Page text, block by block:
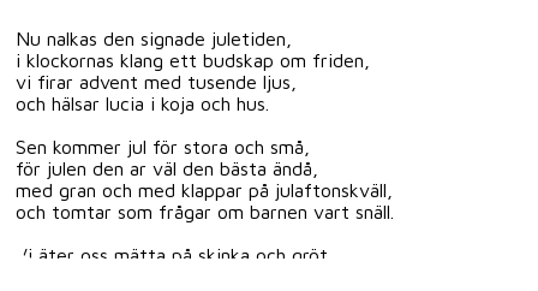
Nu nalkas den signade juletiden,
i klockornas klang ett budskap om friden,
vi firar advent med tusende ljus,
och hälsar lucia i koja och hus.
Sen kommer jul för stora och små,
för julen den ar väl den bästa ändå,
med gran och med klappar på julaftonskväll,
och tomtar som frågar om barnen vart snäll.
Vi äter oss mätta på skinka och gröt,